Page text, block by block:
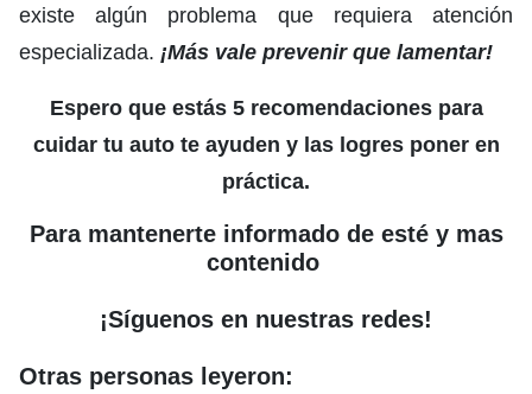
existe algún problema que requiera atención
especializada. ¡Más vale prevenir que lamentar!
Espero que estás 5 recomendaciones para
cuidar tu auto te ayuden y las logres poner en
práctica.
Para mantenerte informado de esté y mas
contenido
¡Síguenos en nuestras redes!
Otras personas leyeron: